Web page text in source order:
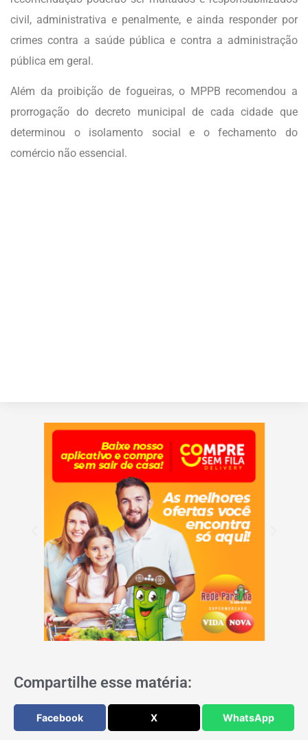
civil, administrativa e penalmente, e ainda responder por
crimes contra a saúde pública e contra a administração
pública em geral.
Além da proibição de fogueiras, o MPPB recomendou a
prorrogação do decreto municipal de cada cidade que
determinou o isolamento social e o fechamento do
comércio não essencial.
Compartilhe esse matéria:
Facebook X WhatsApp